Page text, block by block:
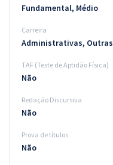
Fundamental, Médio
Carreira
Administrativas, Outras
TAF (Teste de Aptidão Física)
Não
Redação Discursiva
Não
Prova de títulos
Não